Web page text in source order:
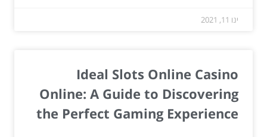
ינו 11, 2021
Ideal Slots Online Casino
Online: A Guide to Discovering
the Perfect Gaming Experience